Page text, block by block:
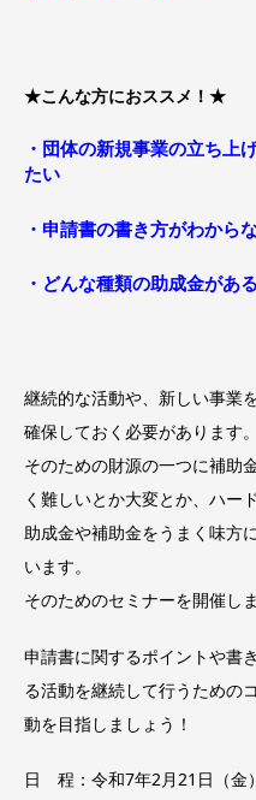
★こんな方におススメ！★
・団体の新規事業の立ち上
たい
・申請書の書き方がわから
・どんな種類の助成金があ
継続的な活動や、新しい事業
確保しておく必要があります。
そのための財源の一つに補助
く難しいとか大変とか、ハー
助成金や補助金をうまく味方
います。
そのためのセミナーを開催し
申請書に関するポイントや書
る活動を継続して行うための
動を目指しましょう！
日 程：令和7年2月21日（金